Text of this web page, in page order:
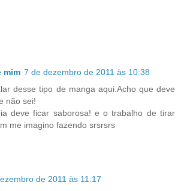
mim 7 de dezembro de 2011 às 10:38
desse tipo de manga aqui.Acho que deve
não sei!
deve ficar saborosa! e o trabalho de tirar
me imagino fazendo srsrsrs
de 2011 às 11:17